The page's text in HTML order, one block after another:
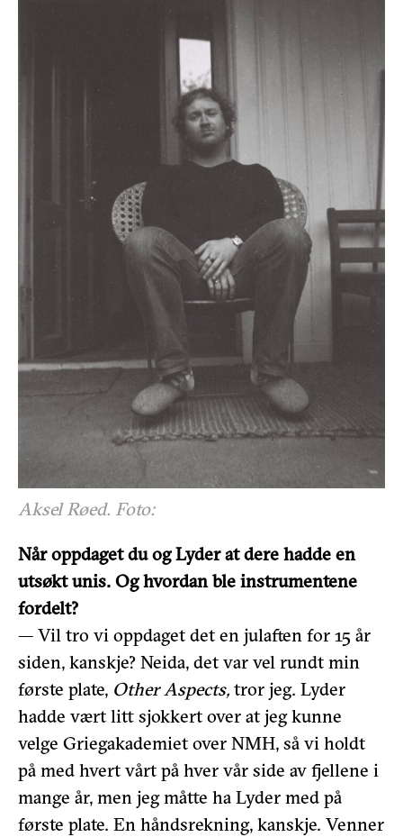
Aksel Røed. Foto:
Når oppdaget du og Lyder at dere hadde en
utsøkt unis. Og hvordan ble instrumentene
fordelt?
— Vil tro vi oppdaget det en julaften for 15 år
siden, kanskje? Neida, det var vel rundt min
første plate, Other Aspects, tror jeg. Lyder
hadde vært litt sjokkert over at jeg kunne
velge Griegakademiet over NMH, så vi holdt
på med hvert vårt på hver vår side av fjellene i
mange år, men jeg måtte ha Lyder med på
første plate. En håndsrekning, kanskje. Venner